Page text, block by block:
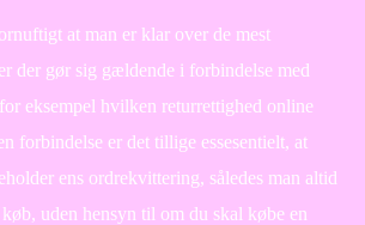
at man er klar over de mest
der gør sig gældende i forbindelse med
eksempel hvilken returrettighed online
forbindelse er det tillige essesentielt, at
ens ordrekvittering, således man altid
uden hensyn til om du skal købe en